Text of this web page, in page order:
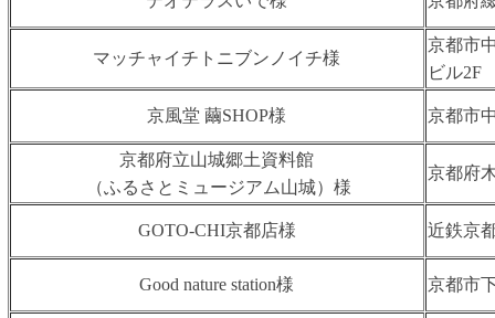
マッチャイチトニブンノイチ様
京都市
ビル2F
京風堂 繭SHOP様 京都市
京都府立山城郷土資料館
（ふるさとミュージアム山城）様
京都府
GOTO-CHI京都店様 近鉄京
Good nature station様 京都市